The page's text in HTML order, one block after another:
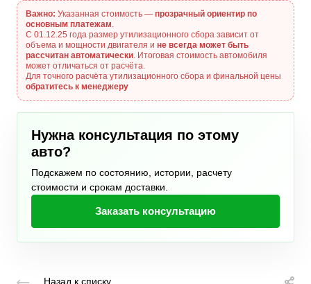
Важно: Указанная стоимость — прозрачный ориентир по
основным платежам.
С 01.12.25 года размер утилизационного сбора зависит от
объема и мощности двигателя и не всегда может быть
рассчитан автоматически. Итоговая стоимость автомобиля
может отличаться от расчёта.
Для точного расчёта утилизационного сбора и финальной цены
обратитесь к менеджеру
Нужна консультация по этому
авто?
Подскажем по состоянию, истории, расчету
стоимости и срокам доставки.
Заказать консультацию
Назад к списку